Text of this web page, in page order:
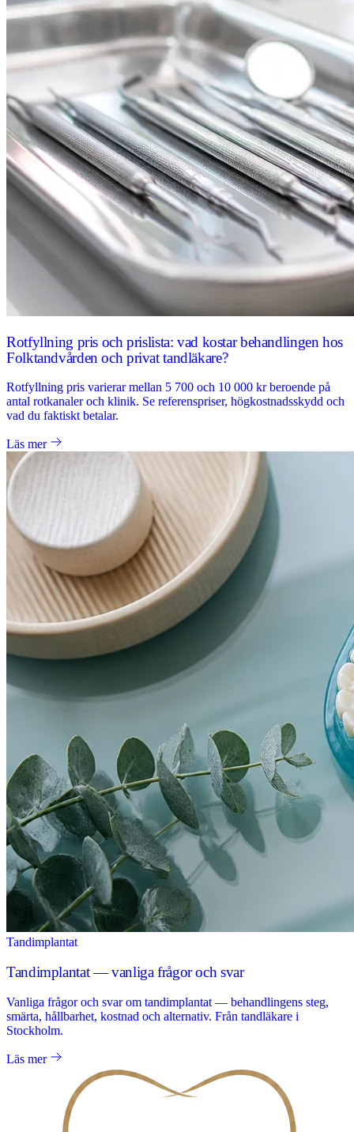
Rotfyllning pris och prislista: vad kostar behandlingen hos
Folktandvården och privat tandläkare?
Rotfyllning pris varierar mellan 5 700 och 10 000 kr beroende på
antal rotkanaler och klinik. Se referenspriser, högkostnadsskydd och
vad du faktiskt betalar.
Läs mer
Tandimplantat
Tandimplantat — vanliga frågor och svar
Vanliga frågor och svar om tandimplantat — behandlingens steg,
smärta, hållbarhet, kostnad och alternativ. Från tandläkare i
Stockholm.
Läs mer